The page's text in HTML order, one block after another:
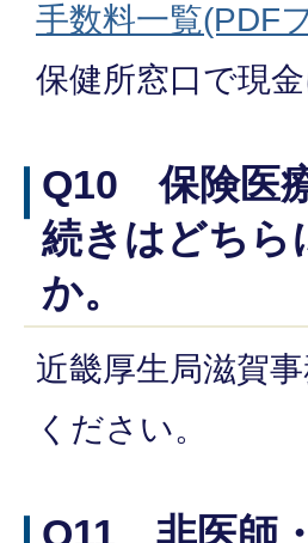
手数料一覧(PDF
保健所窓口で現
Q10 保険医
続きはどちら
か。
近畿厚生局滋賀
ください。
Q11 非医師